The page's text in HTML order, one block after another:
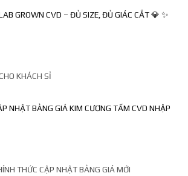
GROWN CVD – ĐỦ SIZE, ĐỦ GIÁC CẮT 💎 ✨
KHÁCH SỈ
NHẬT BẢNG GIÁ KIM CƯƠNG TẤM CVD NHẬP
THỨC CẬP NHẬT BẢNG GIÁ MỚI